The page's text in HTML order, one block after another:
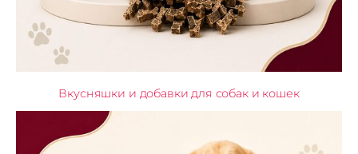
Вкусняшки и добавки для собак и кошек